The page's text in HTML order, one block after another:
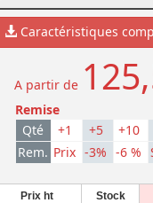
Caractéristiques
A partir de
Remise
Qté
+1 +5 +10
Rem. Prix -3% -6 %
Prix ht Stock